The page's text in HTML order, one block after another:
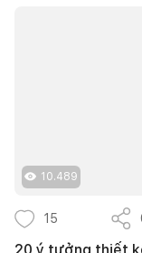
10.489
15